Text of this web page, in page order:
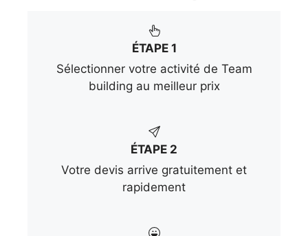
ÉTAPE 1
Sélectionner votre activité de Team
building au meilleur prix
ÉTAPE 2
Votre devis arrive gratuitement et
rapidement